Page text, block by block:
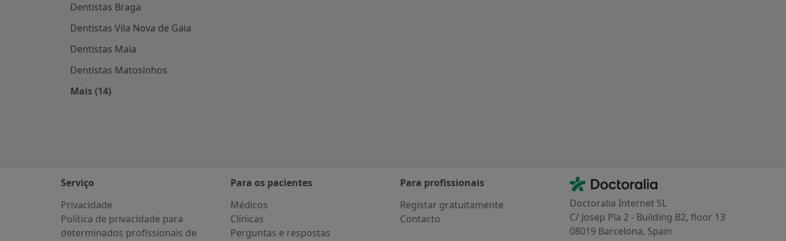
Dentistas Braga
Dentistas Vila Nova de Gaia
Dentistas Maia
Dentistas Matosinhos
Mais (14)
Serviço
Privacidade
Política de privacidade para
determinados profissionais de
Para os pacientes
Médicos
Clínicas
Perguntas e respostas
Para profissionais
Registar gratuitamente
Contacto
Contacto
Doctoralia - Homepage
Doctoralia Internet SL
C/ Josep Pla 2 - Building B2, floor 13
08019 Barcelona, Spain